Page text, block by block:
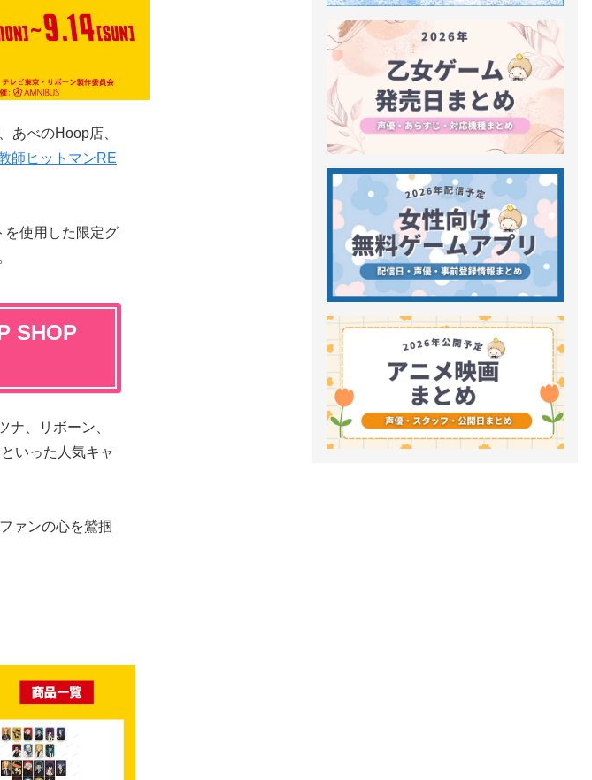
あべのHoop店、
師ヒットマンRE
を使用した限定グ
SHOP
、リボーン、
いった人気キャ
ァンの心を鷲掴